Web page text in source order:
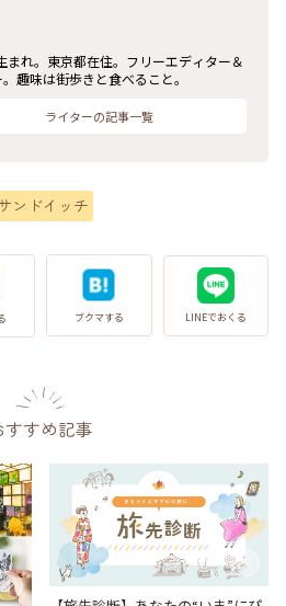
まれ。東京都在住。フリーエディター＆
趣味は街歩きと食べること。
ライターの記事一覧
ンドイッチ
ブクマする LINEでおくる
すすめ記事